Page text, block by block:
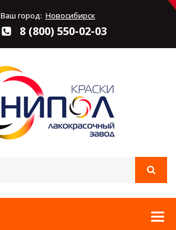
Ваш город: Новосибирск
8 (800) 550-02-03